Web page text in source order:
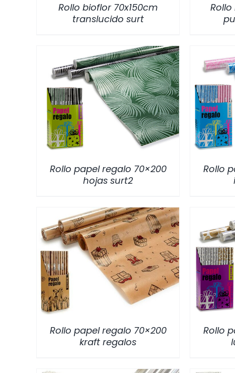
Rollo bioflor 70x150cm
translucido surt
/ DETALLES
Rollo papel regalo 70×200
hojas surt2
Rollo
/ DETALLES
Rollo papel regalo 70×200
kraft regalos
Rollo